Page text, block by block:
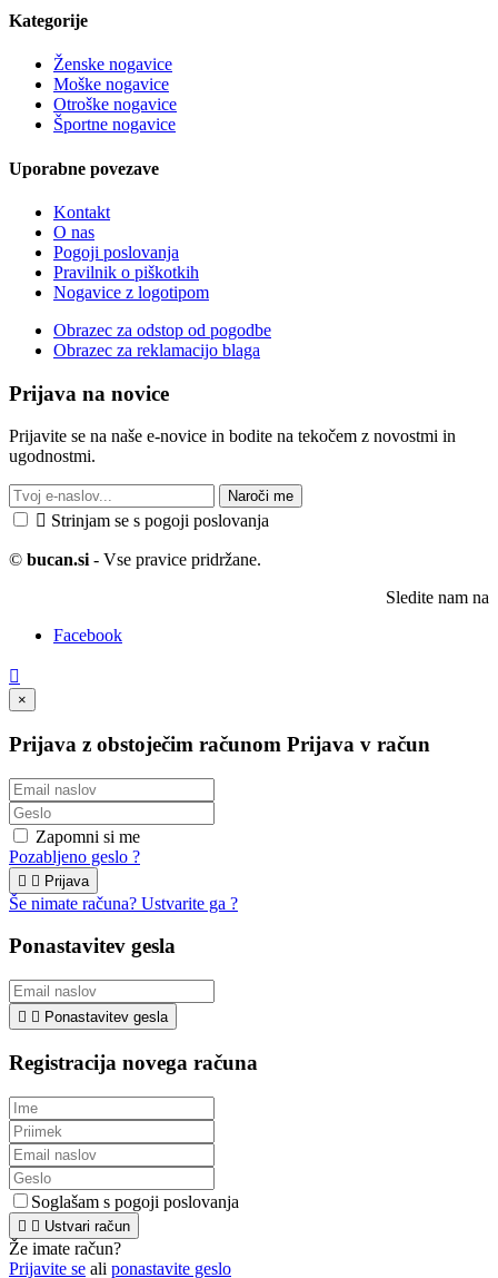
Kategorije
Ženske nogavice
Moške nogavice
Otroške nogavice
Športne nogavice
Uporabne povezave
Kontakt
O nas
Pogoji poslovanja
Pravilnik o piškotkih
Nogavice z logotipom
Obrazec za odstop od pogodbe
Obrazec za reklamacijo blaga
Prijava na novice
Prijavite se na naše e-novice in bodite na tekočem z novostmi in
ugodnostmi.
Naroči me
 Strinjam se s pogoji poslovanja
© bucan.si - Vse pravice pridržane.
Sledite nam na
Facebook

×
Prijava z obstoječim računom Prijava v račun
Zapomni si me
Pozabljeno geslo ?
  Prijava
Še nimate računa? Ustvarite ga ?
Ponastavitev gesla
  Ponastavitev gesla
Registracija novega računa
Soglašam s pogoji poslovanja
  Ustvari račun
Že imate račun?
Prijavite se ali ponastavite geslo